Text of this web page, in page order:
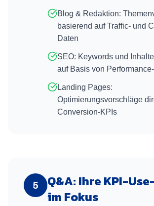
Blog & Redaktion:
basierend auf Traffic- und
Daten
SEO: Keywords und
auf Basis von
Landing Pages:
Optimierungsvorschläge
Conversion-KPIs
5
Q&A: Ihre KPI-
im Fokus